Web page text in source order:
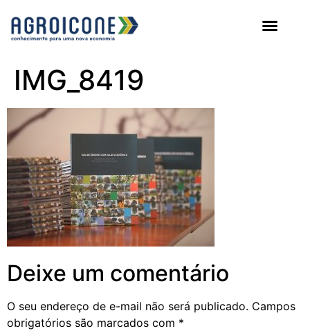
IMG_8419
Deixe um comentário
O seu endereço de e-mail não será publicado. Campos
obrigatórios são marcados com *